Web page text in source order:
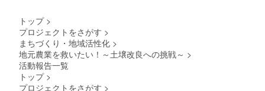
トップ >
プロジェクトをさがす >
まちづくり・地域活性化 >
地元農業を救いたい！～土壌改良への挑戦～ >
活動報告一覧
トップ >
プロジェクトをさがす >